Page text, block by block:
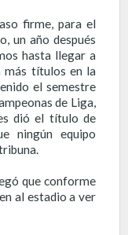
firme, para el
un año después
hasta llegar a
más títulos en la
el semestre
de Liga,
dió el título de
ningún equipo
que conforme
al estadio a ver